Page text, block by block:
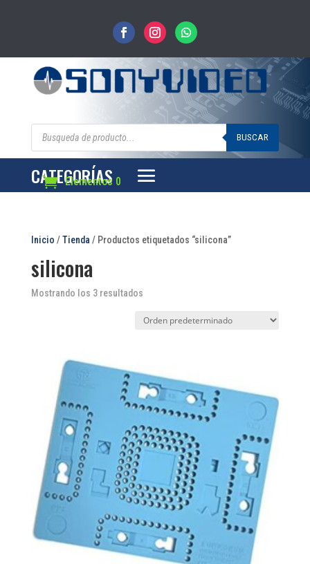
Búsqueda
BUSCAR
Elementos 0
CATEGORÍAS
Inicio /Tienda / Productos etiquetados “silicona”
silicona
Mostrando los 3 resultados